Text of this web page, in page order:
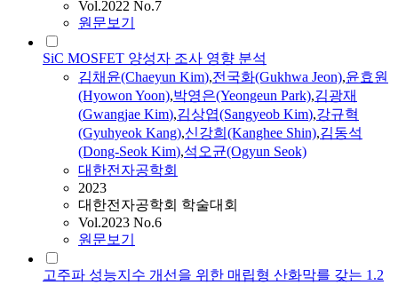
Vol.2022 No.7
원문보기
SiC MOSFET 양성자 조사 영향 분석
김채윤(Chaeyun Kim),전국화(Gukhwa Jeon),윤효원
(Hyowon Yoon),박영은(Yeongeun Park),김광재
(Gwangjae Kim),김상엽(Sangyeob Kim),강규혁
(Gyuhyeok Kang),신강희(Kanghee Shin),김동석
(Dong-Seok Kim),석오균(Ogyun Seok)
대한전자공학회
2023
대한전자공학회 학술대회
Vol.2023 No.6
원문보기
고주파 성능지수 개선을 위한 매립형 산화막를 갖는 1.2